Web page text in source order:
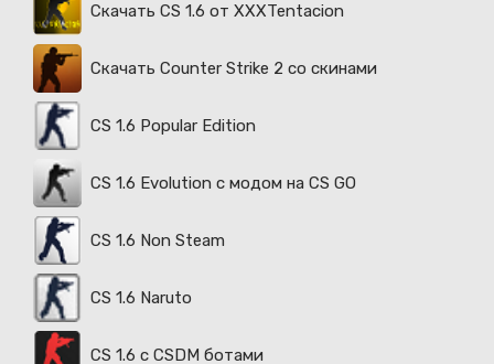
Скачать CS 1.6 от XXXTentacion
Скачать Counter Strike 2 со скинами
CS 1.6 Popular Edition
CS 1.6 Evolution с модом на CS GO
CS 1.6 Non Steam
CS 1.6 Naruto
CS 1.6 с CSDM ботами